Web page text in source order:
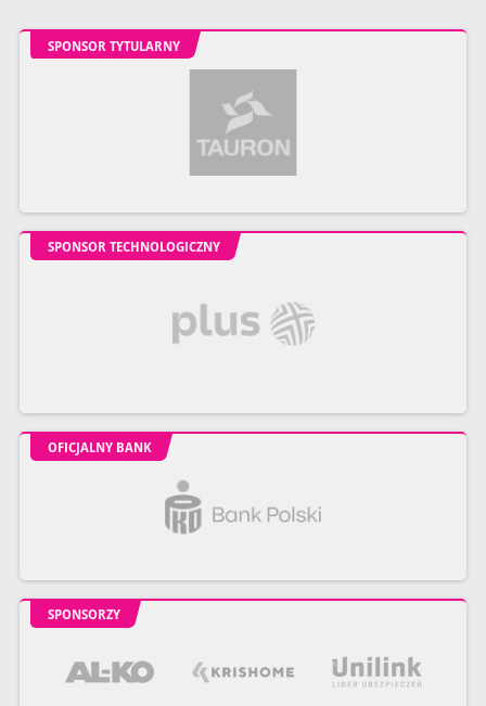
SPONSOR TYTULARNY
SPONSOR TECHNOLOGICZNY
OFICJALNY BANK
SPONSORZY